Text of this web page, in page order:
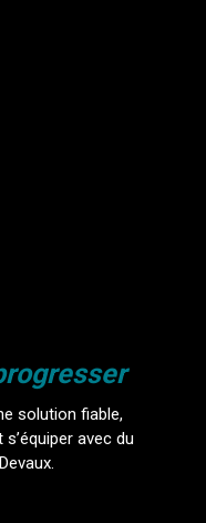
solution fiable,
avec du